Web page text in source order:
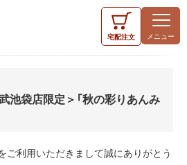
宅配注文
武池袋店限定＞「秋の彩りあんみ
ご利用いただきまして誠にありがとう